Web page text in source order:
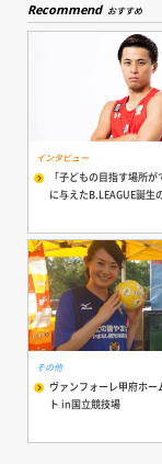
Recommend おすすめ
インタビュー
「子どもの目指す場所
に与えたB.LEAGUE誕生
その他
ヴァンフォーレ甲府ホー
ト in国立競技場